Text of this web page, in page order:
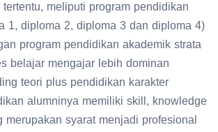
meliputi program pendidikan
1, diploma 2, diploma 3 dan diploma 4)
program pendidikan akademik strata
belajar mengajar lebih dominan
teori plus pendidikan karakter
alumninya memiliki skill, knowledge
merupakan syarat menjadi profesional